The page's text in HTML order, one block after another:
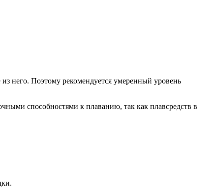
него. Поэтому рекомендуется умеренный уровень
способностями к плаванию, так как плавсредств в